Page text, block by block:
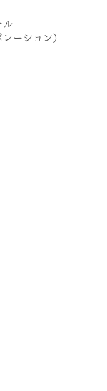
ル
ーション）